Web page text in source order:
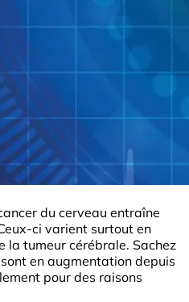
du cerveau entraîne
ci varient surtout en
la tumeur cérébrale. Sachez
en augmentation depuis
pour des raisons